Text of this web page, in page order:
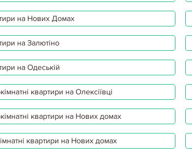
на Нових Домах
на Залютіно
на Одеській
квартири на Олексіївці
квартири на Нових домах
квартири на Нових домах